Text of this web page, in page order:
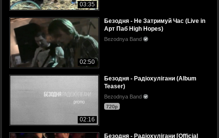
03:35
02:50
Безодня - Не Затримуй Час (Live in
Арт Паб High Hopes)
Bezodnya Band
02:16
Безодня - Радіохулігани (Album
Teaser)
Bezodnya Band
720p
Безодня - Радіохулігани [Official